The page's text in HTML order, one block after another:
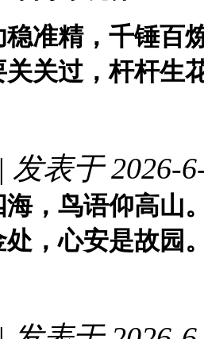
稳准精，千锤百
关关过，杆杆生
| 发表于 2026-
，鸟语仰高山
处，心安是故园